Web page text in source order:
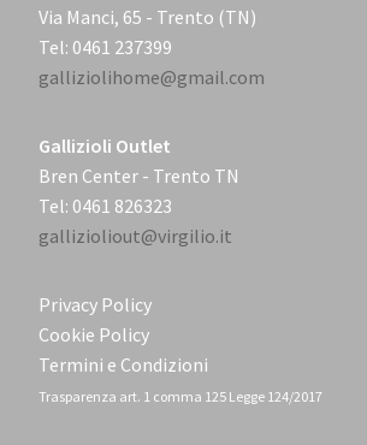
Via Manci, 65 - Trento (TN)
Tel: 0461 237399
galliziolihome@gmail.com
Gallizioli Outlet
Bren Center - Trento TN
Tel: 0461 826323
gallizioliout@virgilio.it
Privacy Policy
Cookie Policy
Termini e Condizioni
Trasparenza art. 1 comma 125 Legge 124/2017